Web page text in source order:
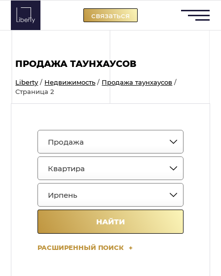
Skip
content
связаться
ПРОДАЖА ТАУНХАУСОВ
Liberty / Недвижимость / Продажа таунхаусов /
Страница 2
РАСШИРЕННЫЙ ПОИСК +